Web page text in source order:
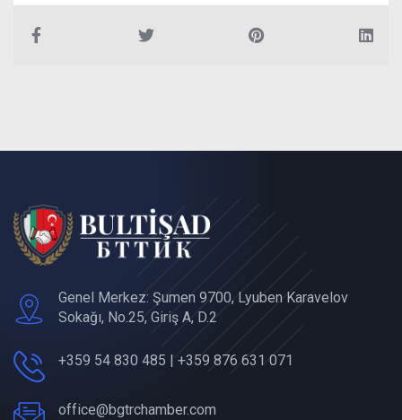
Genel Merkez: Şumen 9700, Lyuben Karavelov
Sokağı, No.25, Giriş A, D.2
+359 54 830 485 | +359 876 631 071
office@bgtrchamber.com